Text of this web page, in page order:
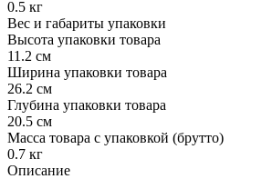
0.5 кг
Вес и габариты упаковки
Высота упаковки товара
11.2 см
Ширина упаковки товара
26.2 см
Глубина упаковки товара
20.5 см
Масса товара с упаковкой (брутто)
0.7 кг
Описание